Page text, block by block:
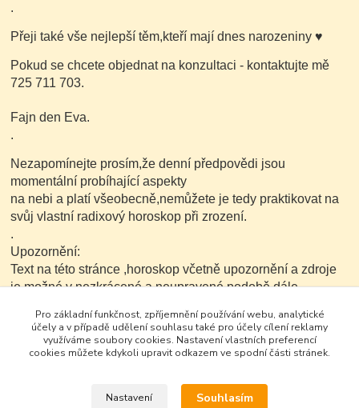
.
Přeji také vše nejlepší těm,kteří mají dnes narozeniny♥
Pokud se chcete objednat na konzultaci - kontaktujte mě
725 711 703.
Fajn den Eva.
.
Nezapomínejte prosím,že denní předpovědi jsou
momentální probíhající aspekty
na nebi a platí všeobecně,nemůžete je tedy praktikovat na
svůj vlastní radixový horoskop při zrození.
.
Upozornění:
Text na této stránce ,horoskop včetně upozornění a zdroje
je možné v nezkrácené a neupravené podobě dále
způsobem.
Pro základní funkčnost, zpříjemnění používání webu, analytické
účely a v případě udělení souhlasu také pro účely cílení reklamy
využíváme soubory cookies. Nastavení vlastních preferencí
cookies můžete kdykoli upravit odkazem ve spodní části stránek.
Nastavení Souhlasím